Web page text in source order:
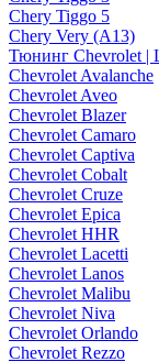
Chery Tiggo 5
Chery Very (A13)
Тюнинг Chevrolet |
Chevrolet Avalanche
Chevrolet Aveo
Chevrolet Blazer
Chevrolet Camaro
Chevrolet Captiva
Chevrolet Cobalt
Chevrolet Cruze
Chevrolet Epica
Chevrolet HHR
Chevrolet Lacetti
Chevrolet Lanos
Chevrolet Malibu
Chevrolet Niva
Chevrolet Orlando
Chevrolet Rezzo